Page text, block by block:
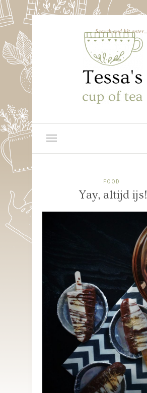
FOOD
Yay, altijd ijs!